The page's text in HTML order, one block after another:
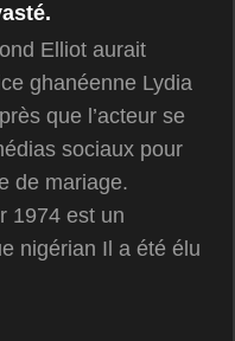
Elliot aurait
ghanéenne Lydia
que l’acteur se
sociaux pour
de mariage.
1974 est un
nigérian Il a été élu